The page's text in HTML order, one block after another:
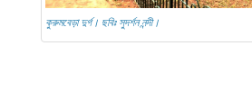
কুরুমবেড়া দুর্গ। ছবিঃ সুদর্শন নন্দী।